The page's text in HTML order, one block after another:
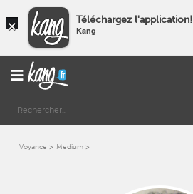
× Téléchargez l'application!
Kang
Voyance Medium